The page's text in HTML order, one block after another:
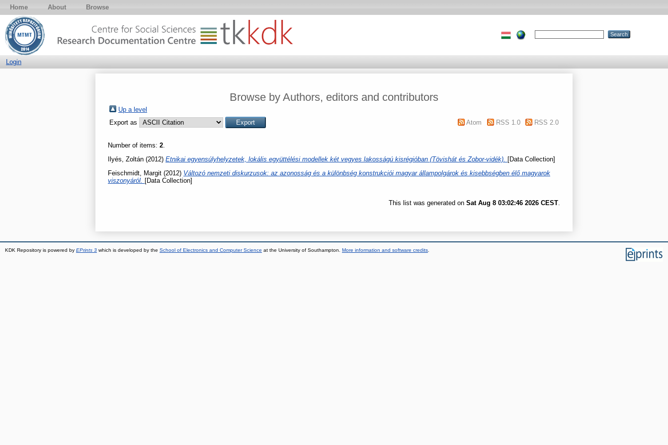
Home About Browse
Login
Browse by Authors, editors and contributors
Up a level
Export as
Atom RSS 1.0 RSS 2.0
Number of items: 2.
Ilyés, Zoltán (2012) Etnikai egyensúlyhelyzetek, lokális együttélési modellek két vegyes lakosságú kisrégióban (Tövishát és Zobor-vidék).
[Data Collection]
Feischmidt, Margit (2012) Változó nemzeti diskurzusok: az azonosság és a különbség konstrukciói magyar állampolgárok és kisebbségben élő magyarok
viszonyáról. [Data Collection]
This list was generated on Sat Aug 8 03:02:46 2026 CEST
KDK Repository is powered by EPrints 3 which is developed by the School of Electronics and Computer Science at the University of Southampton. More information and software credits